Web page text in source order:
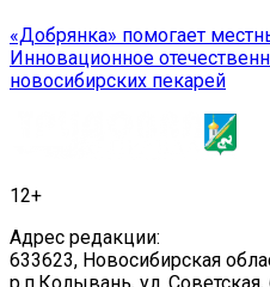
Навигация
по
«Добрянка» помогает
Инновационное
новосибирских пекарей
12+
Адрес редакции:
633623, Новосибирская